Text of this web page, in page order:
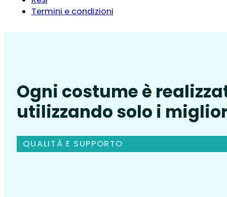
Termini e condizioni
Ogni costume è
utilizzando solo i
QUALITÀ E SUPPORTO